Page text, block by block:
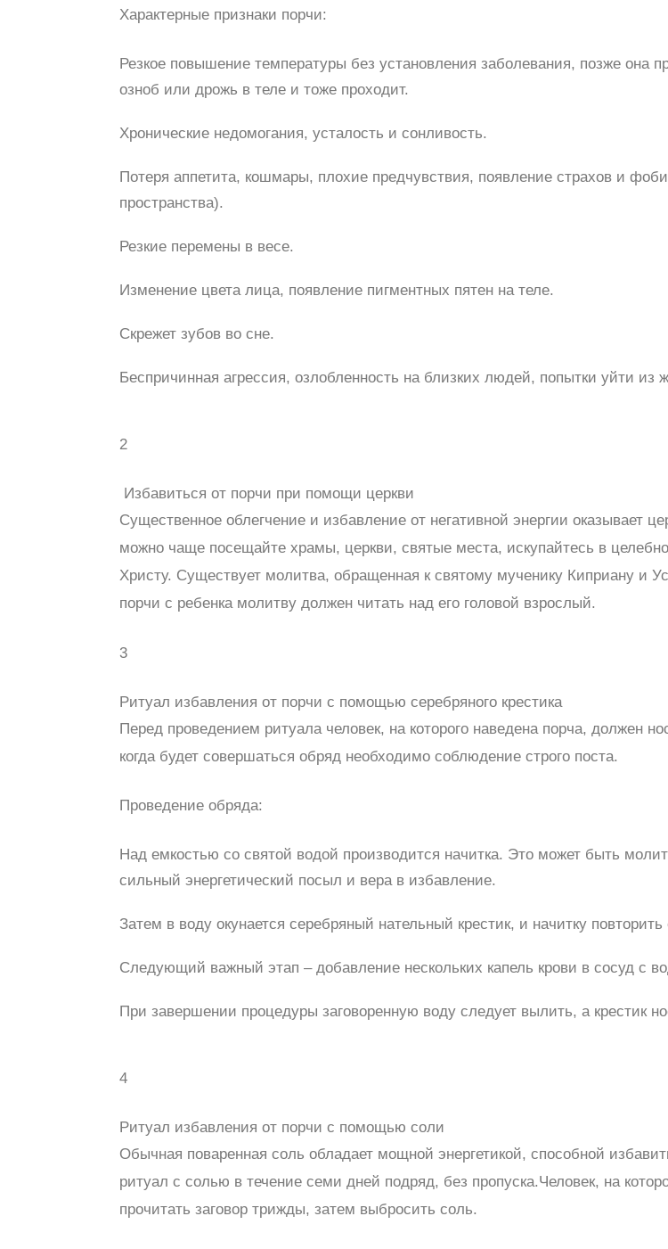
Характерные признаки порчи:
Резкое повышение температуры без установления заболевания, позже она
озноб или дрожь в теле и тоже проходит.
Хронические недомогания, усталость и сонливость.
Потеря аппетита, кошмары, плохие предчувствия, появление страхов и
пространства).
Резкие перемены в весе.
Изменение цвета лица, появление пигментных пятен на теле.
Скрежет зубов во сне.
Беспричинная агрессия, озлобленность на близких людей, попытки уйти из
2
Избавиться от порчи при помощи церкви
Существенное облегчение и избавление от негативной энергии оказывает
можно чаще посещайте храмы, церкви, святые места, искупайтесь в
Христу. Существует молитва, обращенная к святому мученику Киприану и
порчи с ребенка молитву должен читать над его головой взрослый.
3
Ритуал избавления от порчи с помощью серебряного крестика
Перед проведением ритуала человек, на которого наведена порча, должен
когда будет совершаться обряд необходимо соблюдение строго поста.
Проведение обряда:
Над емкостью со святой водой производится начитка. Это может быть
сильный энергетический посыл и вера в избавление.
Затем в воду окунается серебряный нательный крестик, и начитку повторить
Следующий важный этап – добавление нескольких капель крови в сосуд с
При завершении процедуры заговоренную воду следует вылить, а крестик
4
Ритуал избавления от порчи с помощью соли
Обычная поваренная соль обладает мощной энергетикой, способной
ритуал с солью в течение семи дней подряд, без пропуска.Человек, на
прочитать заговор трижды, затем выбросить соль.